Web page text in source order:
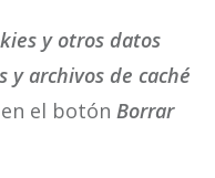
y otros datos
y archivos de caché
el botón Borrar